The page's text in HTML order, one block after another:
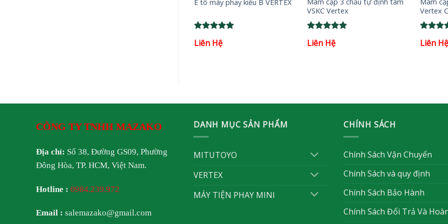
Ê tô máy phay kiểu B VERTEX
out of 5
Liên Hệ
VSKC Vertex
out of 5
Liên Hệ
Vertex
out of 5
Liên Hệ
CÔNG TY TNHH MAZAKO
Địa chỉ: Số 38, Đường GS09, Phường
Đông Hòa, TP. HCM, Việt Nam.
Hotline : 0984.239.972
Email : salemazako@gmail.com
DANH MỤC SẢN PHẨM
MITUTOYO
VERTEX
MÁY TIỆN PHAY MINI
CHÍNH SÁCH
Chính Sách Vận Chuyển
Chính Sách và quy định
Chính Sách Bảo Hành
Chính Sách Đổi Trả Và